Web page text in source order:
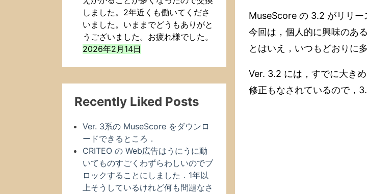
MuseScore の 3.2 がリリー
今回は，個人的に興味のあ
とはいえ，いつもどおりに
Ver. 3.2 には，すでに大き
修正もなされているので，
しました。2年近くも働いてくださ
いました。いままでどうもありがと
うございました。お疲れ様でした。
2026年2月14日
Recently Liked Posts
Ver. 3系の MuseScore をダウンロ
ードできるところ．
CRITEO の Web広告はうにうに動
いてものすごくわずらわしいのでブ
ロックすることにしました．1年以
上そうしているけれど何も問題なさ